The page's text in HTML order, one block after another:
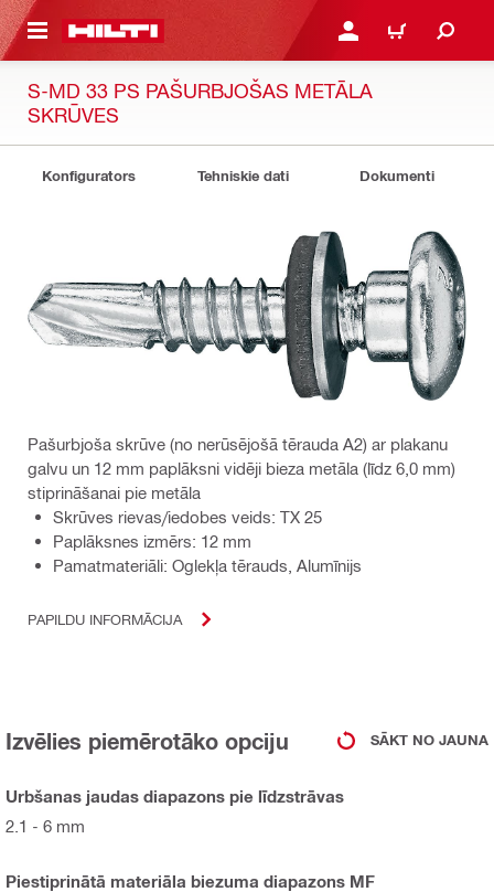
SATURU PIESLĒGTIES VAI
IEPIRKŠANĀS
S-MD 33 PS PAŠURBJOŠAS METĀLA
SKRŪVES
Konfigurators Tehniskie dati Dokumenti
Pašurbjoša skrūve (no nerūsējošā tērauda A2) ar plakanu
galvu un 12 mm paplāksni vidēji bieza metāla (līdz 6,0 mm)
stiprināšanai pie metāla
Skrūves rievas/iedobes veids: TX 25
Paplāksnes izmērs: 12 mm
Pamatmateriāli: Oglekļa tērauds, Alumīnijs
PAPILDU INFORMĀCIJA
Izvēlies piemērotāko opciju SĀKT NO JAUNA
Urbšanas jaudas diapazons pie līdzstrāvas
2.1 - 6 mm
Piestiprinātā materiāla biezuma diapazons MF